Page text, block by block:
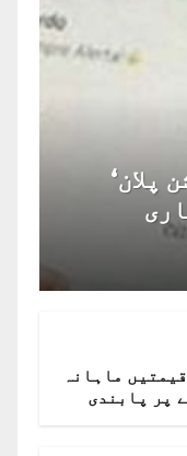
پلان‘
ماہانہ
پر پابندی